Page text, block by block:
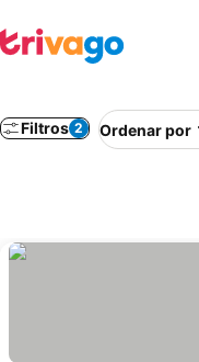
Filtros 2 Ordenar por